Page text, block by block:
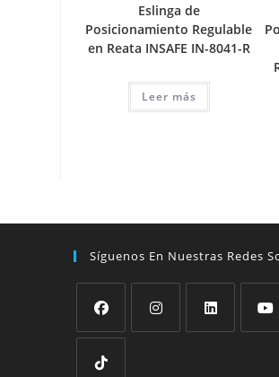
Eslinga de
Posicionamiento Regulable
en Reata INSAFE IN-8041-R
Leer más
Síguenos En Nuestras Redes
Se
abre